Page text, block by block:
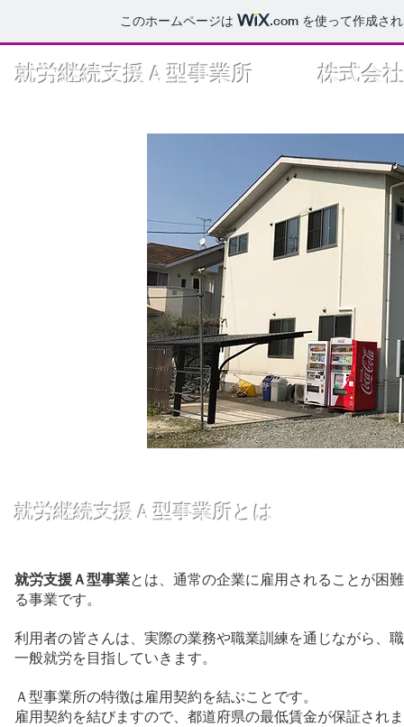
このホームページは .com を使って作成さ
就労継続支援Ａ型事業所株式会
就労継続支援Ａ型事業所とは
就労支援Ａ型事業とは、通常の企業に雇用されることが困
る事業です。
利用者の皆さんは、実際の業務や職業訓練を通じながら、
一般就労を目指していきます。
Ａ型事業所の特徴は雇用契約を結ぶことです。
雇用契約を結びますので、都道府県の最低賃金が保証され